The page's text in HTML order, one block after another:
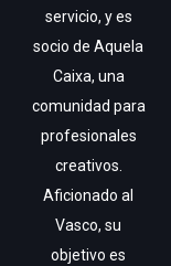
servicio, y es
socio de Aquela
Caixa, una
comunidad para
profesionales
creativos.
Aficionado al
Vasco, su
objetivo es